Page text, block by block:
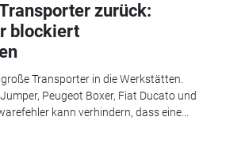
zurück:
blockiert
Transporter in die Werkstätten.
Peugeot Boxer, Fiat Ducato und
kann verhindern, dass eine...